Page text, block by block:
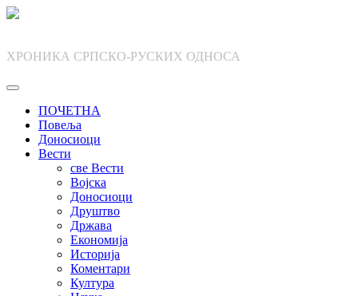
Skip
ХРОНИКА СРПСКО-РУСКИХ ОДНОСА
ПОЧЕТНА
Повеља
Доносиоци
Вести
све Вести
Војска
Доносиоци
Друштво
Држава
Економија
Историја
Коментари
Култура